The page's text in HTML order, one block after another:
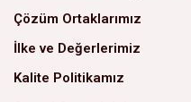
Çözüm Ortaklarımız
İlke ve Değerlerimiz
Kalite Politikamız